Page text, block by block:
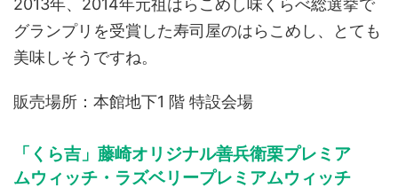
2013年、2014年元祖はらこめし味くらべ総選挙で
グランプリを受賞した寿司屋のはらこめし、とても
美味しそうですね。
販売場所：本館地下1 階 特設会場
「くら吉」藤崎オリジナル善兵衛栗プレミア
ムウィッチ・ラズベリープレミアムウィッチ